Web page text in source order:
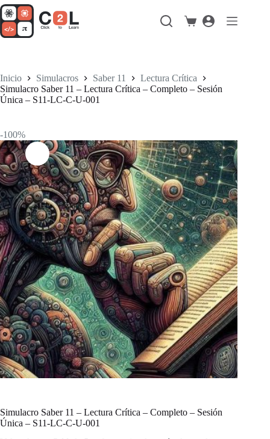
Saltar
al
contenido
Carro
Inicio Simulacros Saber 11
Lectura Crítica
Simulacro Saber 11 – Lectura Crítica – Completo – Sesión
Única – S11-LC-C-U-001
-100%
Simulacro Saber 11 – Lectura Crítica – Completo – Sesión
Única – S11-LC-C-U-001